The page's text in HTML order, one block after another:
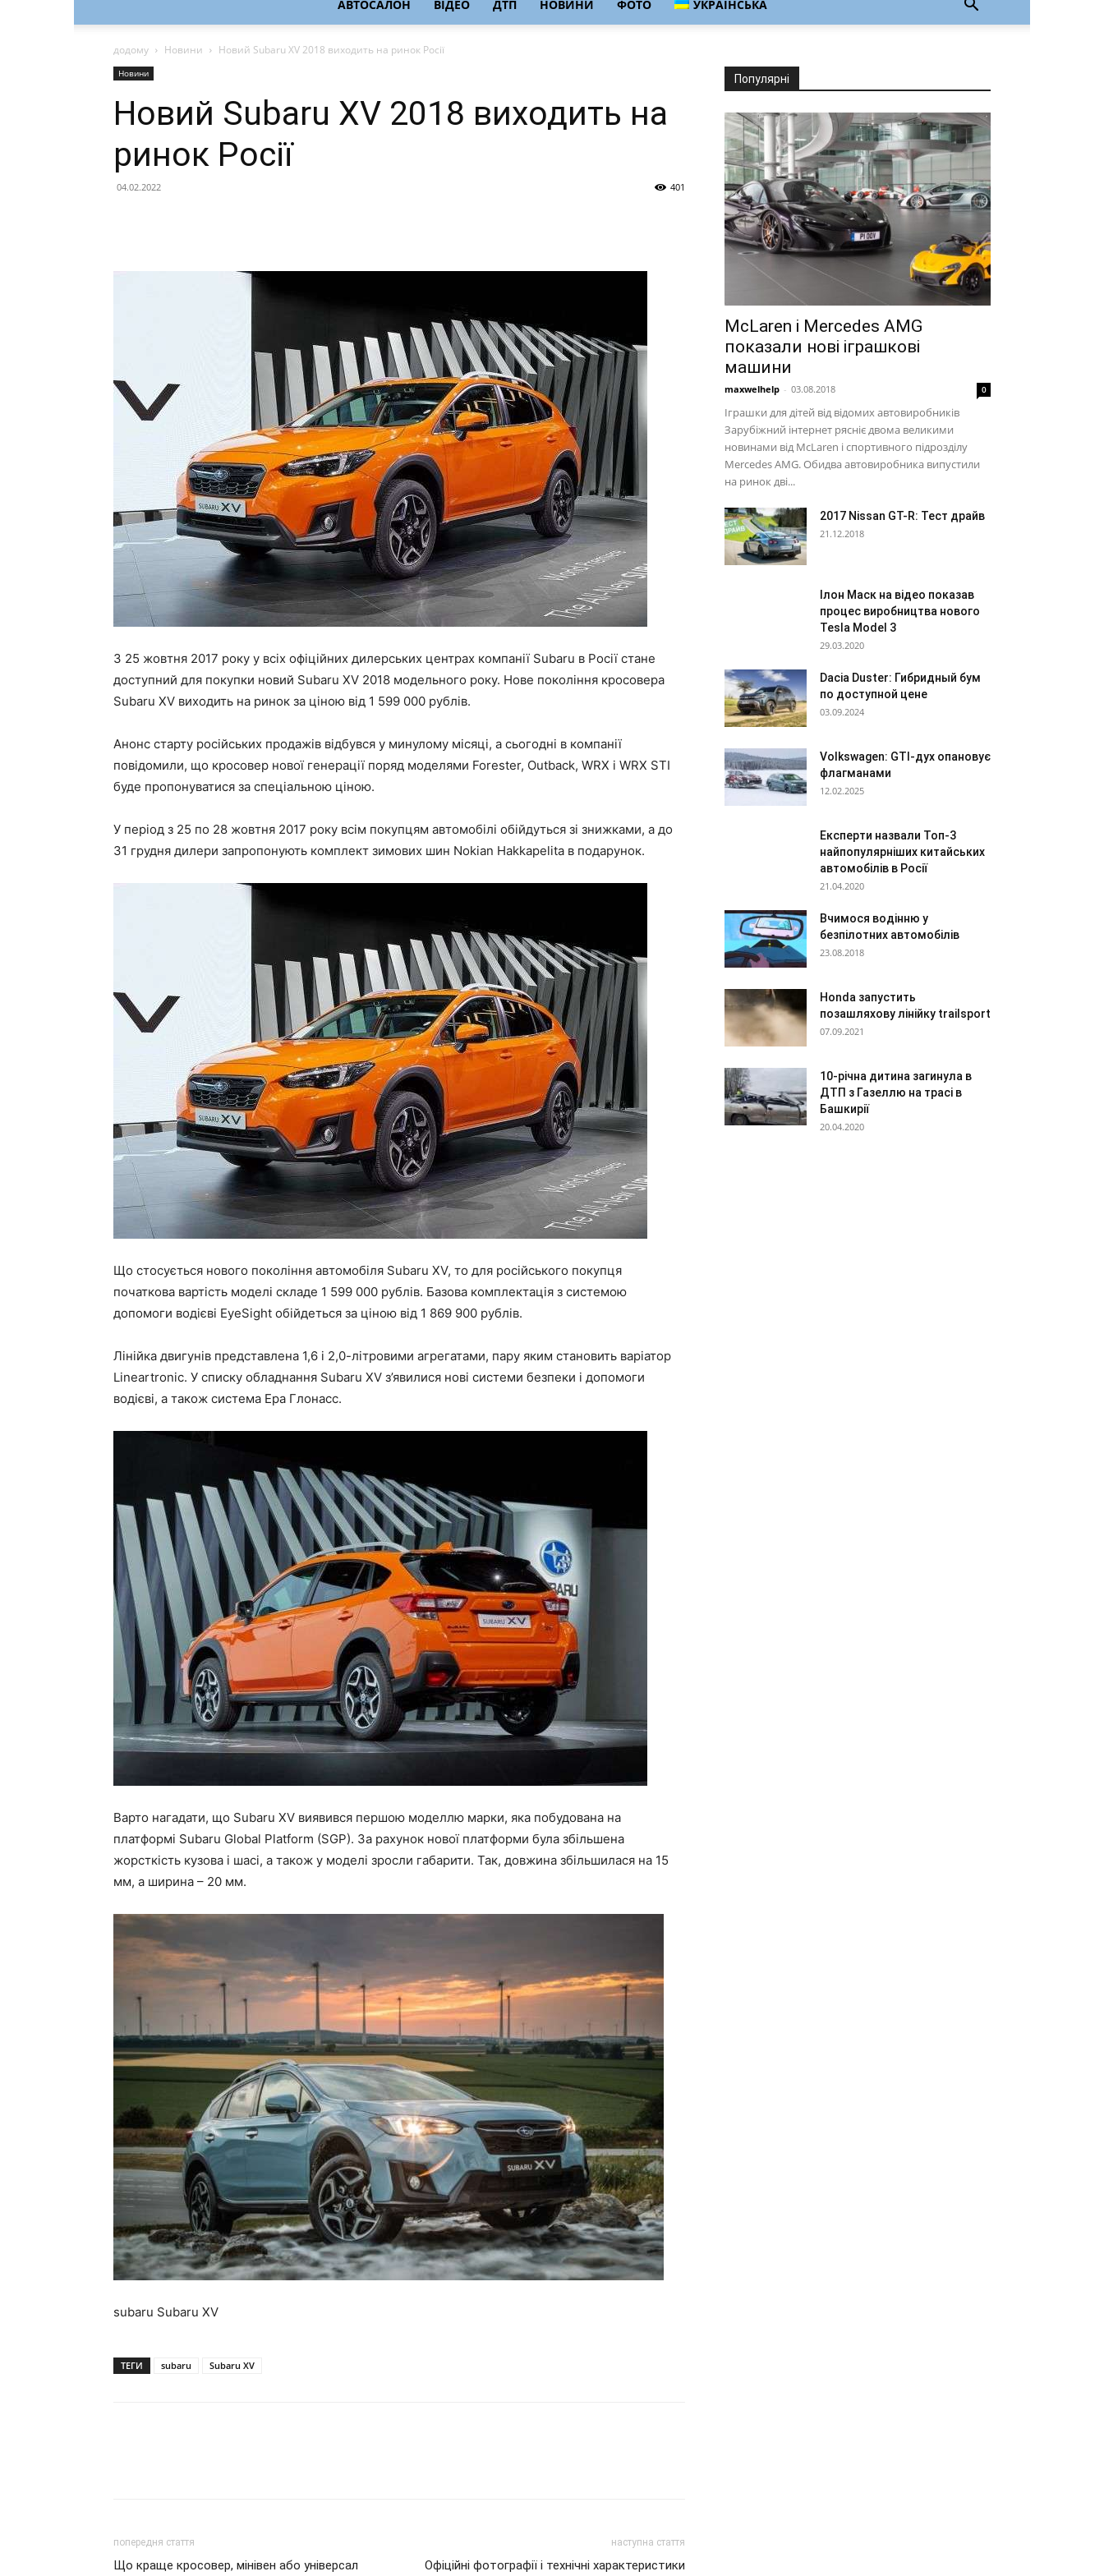
АВТОСАЛОН ВІДЕО ДТП НОВИНИ ФОТО УКРАЇНСЬКА
додому Новини Новий Subaru XV 2018 виходить на ринок Росії
Новини
Новий Subaru XV 2018 виходить на
ринок Росії
04.02.2022 401
З 25 жовтня 2017 року у всіх офіційних дилерських центрах компанії Subaru в Росії стане
доступний для покупки новий Subaru XV 2018 модельного року. Нове покоління кросовера
Subaru XV виходить на ринок за ціною від 1 599 000 рублів.
Анонс старту російських продажів відбувся у минулому місяці, а сьогодні в компанії
повідомили, що кросовер нової генерації поряд моделями Forester, Outback, WRX і WRX STI
буде пропонуватися за спеціальною ціною.
У період з 25 по 28 жовтня 2017 року всім покупцям автомобілі обійдуться зі знижками, а до
31 грудня дилери запропонують комплект зимових шин Nokian Hakkapelita в подарунок.
Що стосується нового покоління автомобіля Subaru XV, то для російського покупця
початкова вартість моделі складе 1 599 000 рублів. Базова комплектація з системою
допомоги водієві EyeSight обійдеться за ціною від 1 869 900 рублів.
Лінійка двигунів представлена 1,6 і 2,0-літровими агрегатами, пару яким становить варіатор
Lineartronic. У списку обладнання Subaru XV з’явилися нові системи безпеки і допомоги
водієві, а також система Ера Глонасс.
Варто нагадати, що Subaru XV виявився першою моделлю марки, яка побудована на
платформі Subaru Global Platform (SGP). За рахунок нової платформи була збільшена
жорсткість кузова і шасі, а також у моделі зросли габарити. Так, довжина збільшилася на 15
мм, а ширина – 20 мм.
subaru Subaru XV
ТЕГИ subaru Subaru XV
попередня стаття
Що краще кросовер, мінівен або універсал
наступна стаття
Офіційні фотографії і технічні характеристики
Популярні
McLaren і Mercedes AMG
показали нові іграшкові
машини
maxwelhelp - 03.08.2018 0
Іграшки для дітей від відомих автовиробників
Зарубіжний інтернет рясніє двома великими
новинами від McLaren і спортивного підрозділу
Mercedes AMG. Обидва автовиробника випустили
на ринок дві...
2017 Nissan GT-R: Тест драйв
21.12.2018
Ілон Маск на відео показав
процес виробництва нового
Tesla Model 3
29.03.2020
Dacia Duster: Гибридный бум
по доступной цене
03.09.2024
Volkswagen: GTI-дух опановує
флагманами
12.02.2025
Експерти назвали Топ-3
найпопулярніших китайських
автомобілів в Росії
21.04.2020
Вчимося водінню у
безпілотних автомобілів
23.08.2018
Honda запустить
позашляхову лінійку trailsport
07.09.2021
10-річна дитина загинула в
ДТП з Газеллю на трасі в
Башкирії
20.04.2020